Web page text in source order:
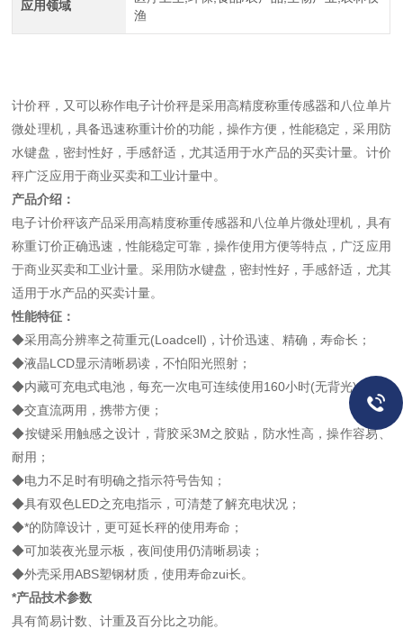
应用领域
渔
计价秤，又可以称作电子计价秤是采用高精度称重传感器和八位单片
微处理机，具备迅速称重计价的功能，操作方便，性能稳定，采用防
水键盘，密封性好，手感舒适，尤其适用于水产品的买卖计量。计价
秤广泛应用于商业买卖和工业计量中。
产品介绍：
电子计价秤该产品采用高精度称重传感器和八位单片微处理机，具有
称重订价正确迅速，性能稳定可靠，操作使用方便等特点，广泛应用
于商业买卖和工业计量。采用防水键盘，密封性好，手感舒适，尤其
适用于水产品的买卖计量。
性能特征：
◆采用高分辨率之荷重元(Loadcell)，计价迅速、精确，寿命长；
◆液晶LCD显示清晰易读，不怕阳光照射；
◆内藏可充电式电池，每充一次电可连续使用160小时(无背光)；
◆交直流两用，携带方便；
◆按键采用触感之设计，背胶采3M之胶贴，防水性高，操作容易、
耐用；
◆电力不足时有明确之指示符号告知；
◆具有双色LED之充电指示，可清楚了解充电状况；
◆*的防障设计，更可延长秤的使用寿命；
◆可加装夜光显示板，夜间使用仍清晰易读；
◆外壳采用ABS塑钢材质，使用寿命zui长。
*产品技术参数
具有简易计数、计重及百分比之功能。